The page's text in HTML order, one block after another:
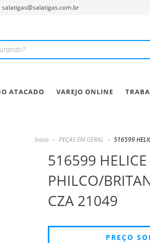
salatigas@salatigas.com.br
ATACADO VAREJO ONLINE
Início - PEÇAS EM GERAL - 516599
516599
PHILCO/
CZA 21049